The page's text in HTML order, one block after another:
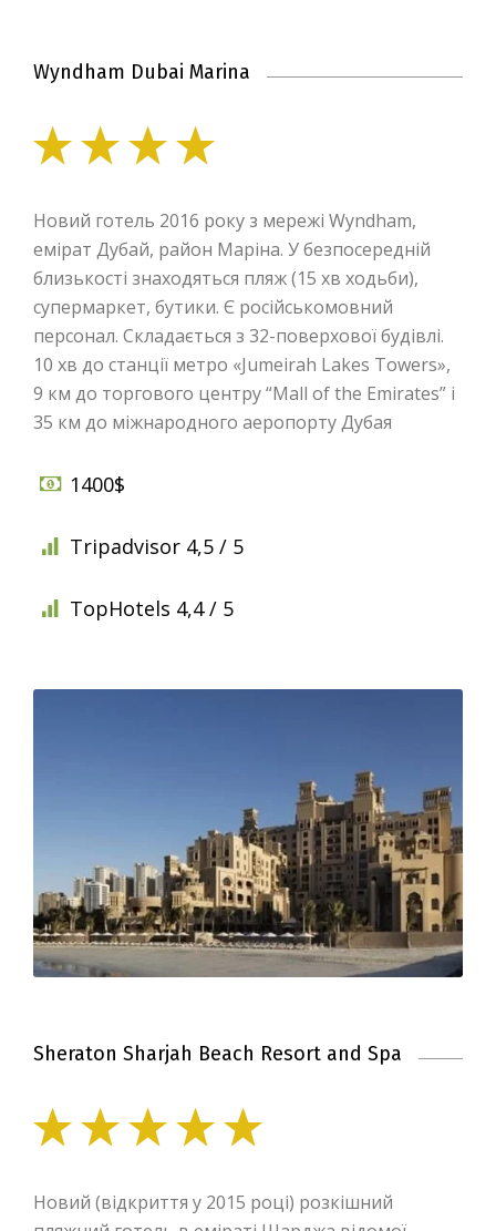
Wyndham Dubai Marina
Новий готель 2016 року з мережі Wyndham,
емірат Дубай, район Маріна. У безпосередній
близькості знаходяться пляж (15 хв ходьби),
супермаркет, бутики. Є російськомовний
персонал. Складається з 32-поверхової будівлі.
10 хв до станції метро «Jumeirah Lakes Towers»,
9 км до торгового центру “Mall of the Emirates” і
35 км до міжнародного аеропорту Дубая
1400$
Tripadvisor 4,5 / 5
TopHotels 4,4 / 5
Sheraton Sharjah Beach Resort and Spa
Новий (відкриття у 2015 році) розкішний